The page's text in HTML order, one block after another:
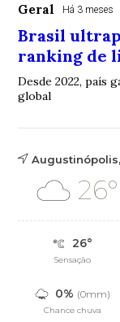
Geral Há 3 meses
Brasil
ranking de
Desde 2022, país
global
26°
26°
Sensação
0% (0mm)
Chance chuva